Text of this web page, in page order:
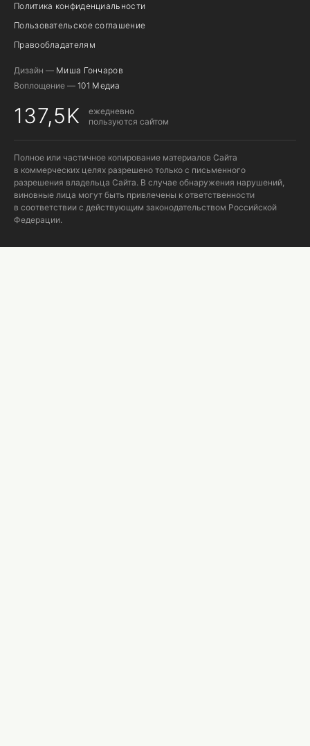
Политика конфиденциальности
Пользовательское соглашение
Правообладателям
Дизайн — Миша Гончаров
Воплощение — 101 Медиа
137,5K
ежедневно
пользуются сайтом
Полное или частичное копирование материалов Сайта
в коммерческих целях разрешено только с письменного
разрешения владельца Сайта. В случае обнаружения нарушений,
виновные лица могут быть привлечены к ответственности
в соответствии с действующим законодательством Российской
Федерации.